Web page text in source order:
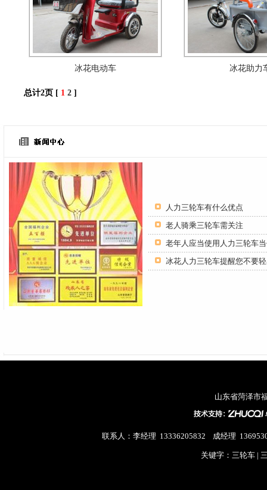
冰花电动车 冰花助力
总计2页 [ 1 2 ]
人力三轮车有什么优点
老人骑乘三轮车需关注
老年人应当使用人力三轮车
山东省菏泽市
联系人：李经理 13336205832 成经理
关键字：三轮车 |